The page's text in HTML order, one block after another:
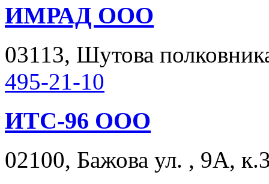
ИМРАД ООО
03113, Шутова
495-21-10
ИТС-96 ООО
02100, Бажова ул. , 9А,